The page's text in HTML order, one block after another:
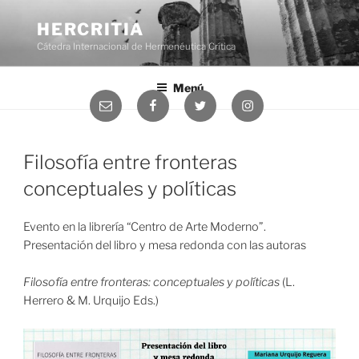
contenido
HERCRITIA
Cátedra Internacional de Hermenéutica Crítica
Menú
Filosofía entre fronteras
conceptuales y políticas
Evento en la librería “Centro de Arte Moderno”.
Presentación del libro y mesa redonda con las autoras
Filosofía entre fronteras: conceptuales y políticas (L.
Herrero & M. Urquijo Eds.)
Correo
electrónico
FacebookTwitter Instagram